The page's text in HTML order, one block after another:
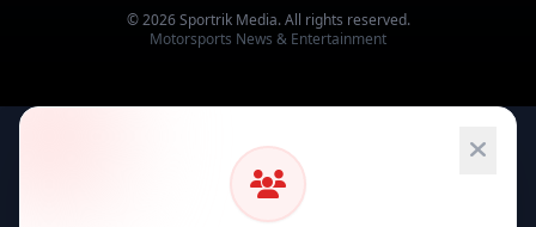
© 2026 Sportrik Media. All rights reserved.
Motorsports News & Entertainment